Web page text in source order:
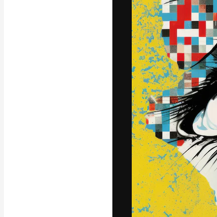
La plataforma
trabajo. Más
entre
estudios.
Español
Copyright ©